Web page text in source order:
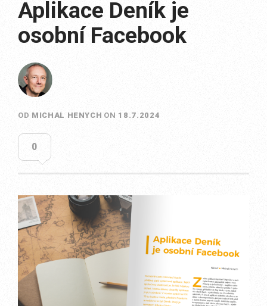
Aplikace Deník je
osobní Facebook
OD MICHAL HENYCH ON 18.7.2024
0